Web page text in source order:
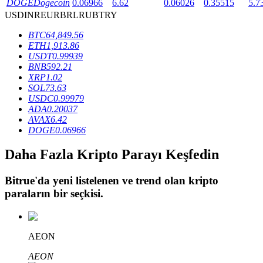
BTR Kilitleme
BTR sahiplerine özel yatırımlar
Krediler
Kripto destekli borçlanma hizmeti
DOGEDogecoin 0.06966 6.62 0.06026 0.35515
USDINREURBRLRUBTRY
BTC64,849.56
ETH1,913.86
USDT0.99939
BNB592.21
XRP1.02
SOL73.63
USDC0.99979
ADA0.20037
AVAX6.42
DOGE0.06966
Daha Fazla Kripto Parayı Keşfedin
Bitrue'da yeni listelenen ve trend olan kripto
paraların bir seçkisi.
AEON
AEON